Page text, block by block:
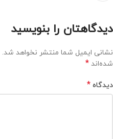
دیدگاهتان را بنویسید
نشانی ایمیل شما منتشر نخواهد شد.
شده‌اند *
دیدگاه *